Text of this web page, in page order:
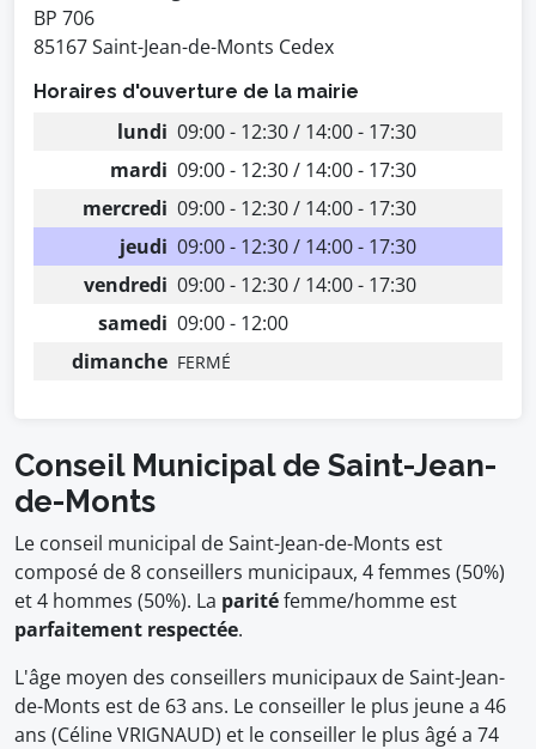
BP 706
85167 Saint-Jean-de-Monts Cedex
Horaires d'ouverture de la mairie
lundi 09:00 - 12:30 / 14:00 - 17:30
mardi 09:00 - 12:30 / 14:00 - 17:30
mercredi 09:00 - 12:30 / 14:00 - 17:30
jeudi 09:00 - 12:30 / 14:00 - 17:30
vendredi 09:00 - 12:30 / 14:00 - 17:30
samedi 09:00 - 12:00
dimanche FERMÉ
Conseil Municipal de Saint-Jean-
de-Monts
Le conseil municipal de Saint-Jean-de-Monts est
composé de 8 conseillers municipaux, 4 femmes (50%)
et 4 hommes (50%). La paritéfemme/homme est
parfaitement respectée.
L'âge moyen des conseillers municipaux de Saint-Jean-
de-Monts est de 63 ans. Le conseiller le plus jeune a 46
ans (Céline VRIGNAUD) et le conseiller le plus âgé a 74